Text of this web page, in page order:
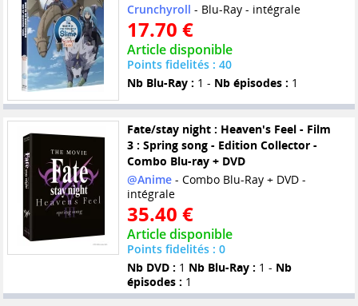
Crunchyroll - Blu-Ray - intégrale
17.70 €
Article disponible
Points fidelités : 40
Nb Blu-Ray : 1 - Nb épisodes : 1
Fate/stay night : Heaven's Feel - Film
3 : Spring song - Edition Collector -
Combo Blu-ray + DVD
@Anime- Combo Blu-Ray + DVD -
intégrale
35.40 €
Article disponible
Points fidelités : 0
Nb DVD : 1 Nb Blu-Ray : 1 - Nb
épisodes : 1